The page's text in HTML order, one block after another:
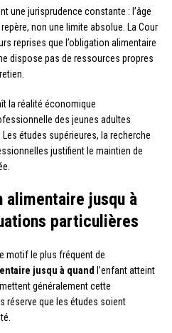
une jurisprudence constante : l’âge
non une limite absolue. La Cour
reprises que l’obligation alimentaire
dispose pas de ressources propres
la réalité économique
des jeunes adultes
études supérieures, la recherche
justifient le maintien de
alimentaire jusqu à
particulières
motif le plus fréquent de
jusqu à quand l’enfant atteint
généralement cette
réserve que les études soient